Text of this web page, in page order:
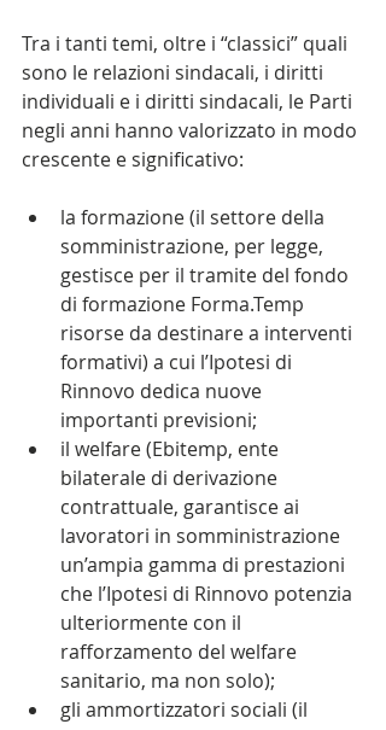
Tra i tanti temi, oltre i “classici” quali
sono le relazioni sindacali, i diritti
individuali e i diritti sindacali, le Parti
negli anni hanno valorizzato in modo
crescente e significativo:
la formazione (il settore della
somministrazione, per legge,
gestisce per il tramite del fondo
di formazione Forma.Temp
risorse da destinare a interventi
formativi) a cui l’Ipotesi di
Rinnovo dedica nuove
importanti previsioni;
il welfare (Ebitemp, ente
bilaterale di derivazione
contrattuale, garantisce ai
lavoratori in somministrazione
un’ampia gamma di prestazioni
che l’Ipotesi di Rinnovo potenzia
ulteriormente con il
rafforzamento del welfare
sanitario, ma non solo);
gli ammortizzatori sociali (il